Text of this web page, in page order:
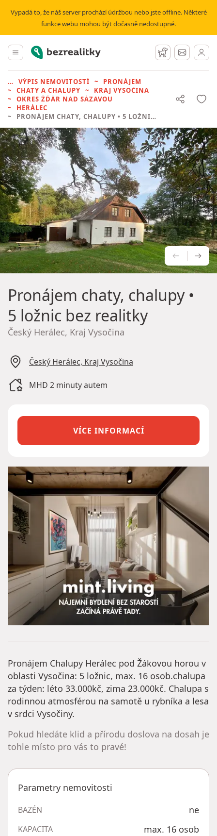
Vypadá to, že náš server prochází údržbou nebo jste offline. Některé
funkce webu mohou být dočasně nedostupné.
Hlavní menu
Bezrealitky Hlídací pes
Zprávy
VÝPIS NEMOVITOSTÍ
PRONÁJEM
CHATY A CHALUPY
KRAJ VYSOČINA
OKRES ŽĎÁR NAD SÁZAVOU
HERÁLEC
PRONÁJEM CHATY, CHALUPY • 5 LOŽNIC BEZ REALITKY
Pronájem chaty, chalupy•
5 ložnic bez realitky
Český Herálec, Kraj Vysočina
Český Herálec, Kraj Vysočina
MHD 2 minuty autem
VÍCE INFORMACÍ
Pronájem Chalupy Herálec pod Žákovou horou v
oblasti Vysočina: 5 ložnic, max. 16 osob.chalupa
za týden: léto 33.000kč, zima 23.000kč. Chalupa s
rodinnou atmosférou na samotě u rybníka a lesa
v srdci Vysočiny.
Pokud hledáte klid a přírodu doslova na dosah je
tohle místo pro vás to pravé!
Parametry nemovitosti
BAZÉN ne
KAPACITA max. 16 osob